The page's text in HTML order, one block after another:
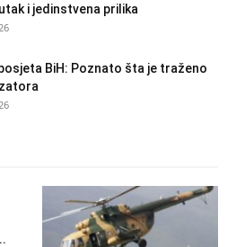
i jedinstvena prilika
BiH: Poznato šta je traženo